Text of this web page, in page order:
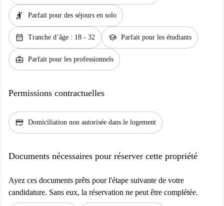
hail Parfait pour des séjours en solo
calendar_month Tranche d’âge : 18 - 32 school Parfait pour les étudiants
business_center Parfait pour les professionnels
Permissions contractuelles
credit_score Domiciliation non autorisée dans le logement
Documents nécessaires pour réserver cette propriété
Ayez ces documents prêts pour l'étape suivante de votre
candidature. Sans eux, la réservation ne peut être complétée.